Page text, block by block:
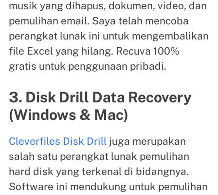
musik yang dihapus, dokumen, video, dan
pemulihan email. Saya telah mencoba
perangkat lunak ini untuk mengembalikan
file Excel yang hilang. Recuva 100%
gratis untuk penggunaan pribadi.
3. Disk Drill Data Recovery
(Windows & Mac)
Cleverfiles Disk Drilljuga merupakan
salah satu perangkat lunak pemulihan
hard disk yang terkenal di bidangnya.
Software ini mendukung untuk pemulihan